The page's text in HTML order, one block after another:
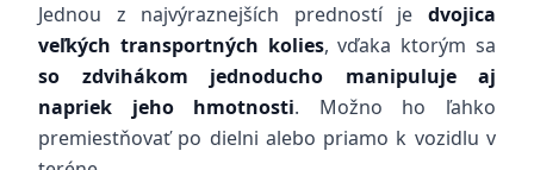
Jednou z najvýraznejších predností je dvojica
veľkých transportných kolies, vďaka ktorým sa
so zdvihákom jednoducho manipuluje aj
napriek jeho hmotnosti. Možno ho ľahko
premiestňovať po dielni alebo priamo k vozidlu v